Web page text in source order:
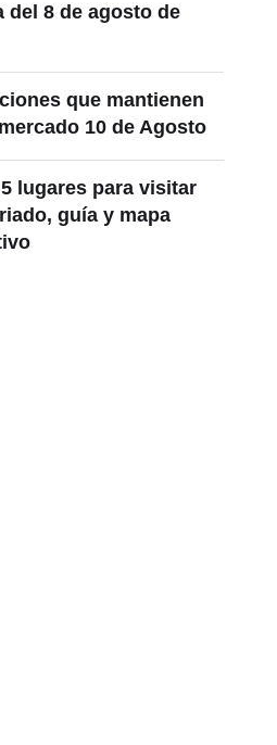
del 8 de agosto de
que mantienen
10 de Agosto
lugares para visitar
guía y mapa